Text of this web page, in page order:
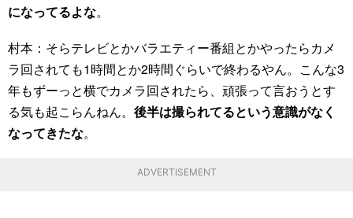
になってるよな。
村本：そらテレビとかバラエティー番組とかやったらカメ
ラ回されても1時間とか2時間ぐらいで終わるやん。こんな3
年もずーっと横でカメラ回されたら、頑張って言おうとす
る気も起こらんねん。 後半は撮られてるという意識がなく
なってきたな。
ADVERTISEMENT